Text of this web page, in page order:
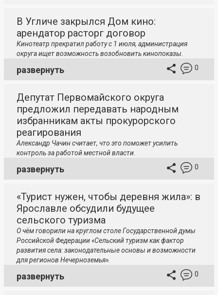
В Угличе закрылся Дом кино:
арендатор расторг договор
Кинотеатр прекратил работу с 1 июля, администрация
округа ищет возможность возобновить кинопоказы.
развернуть 0
Депутат Первомайского округа
предложил передавать народным
избранникам акты прокурорского
реагирования
Александр Чачин считает, что это поможет усилить
контроль за работой местной власти.
развернуть 0
«Турист нужен, чтобы деревня жила»: в
Ярославле обсудили будущее
сельского туризма
О чём говорили на круглом столе Государственной думы
Российской Федерации «Сельский туризм как фактор
развития села: законодательные основы и возможности
для регионов Нечерноземья».
развернуть 0